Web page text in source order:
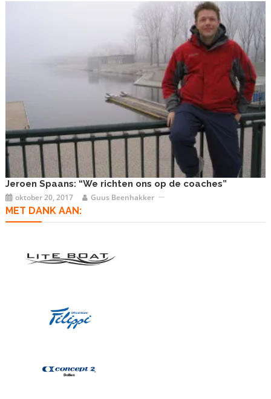
Jeroen Spaans: “We richten ons op de coaches”
oktober 20, 2017 Guus Beenhakker
MET DANK AAN: